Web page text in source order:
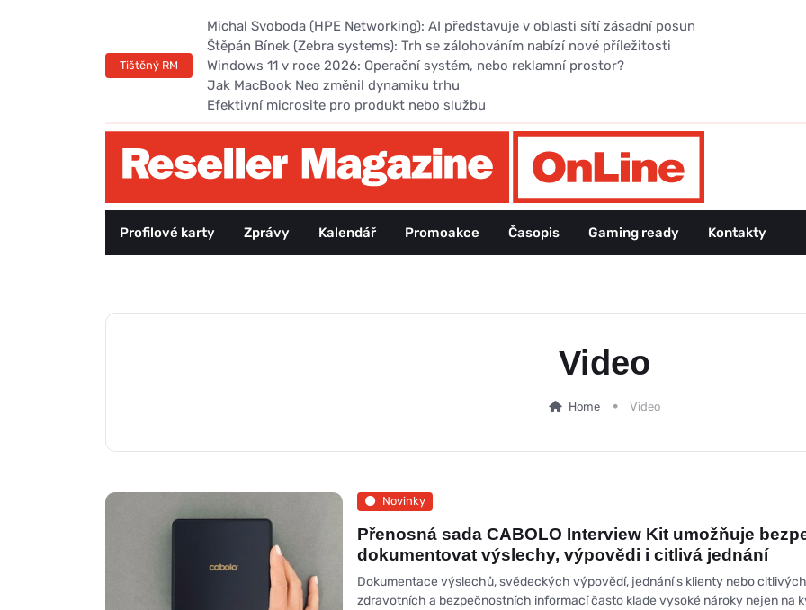
Tištěný RM
Michal Svoboda (HPE Networking): AI představuje v oblasti sítí zásadní posun
Štěpán Bínek (Zebra systems): Trh se zálohováním nabízí nové příležitosti
Windows 11 v roce 2026: Operační systém, nebo reklamní prostor?
Jak MacBook Neo změnil dynamiku trhu
Efektivní microsite pro produkt nebo službu
Profilové karty Zprávy Kalendář Promoakce Časopis Gaming ready Kontakty
Video
Home Video
Novinky
Přenosná sada CABOLO Interview Kit umožňuje
dokumentovat výslechy, výpovědi i citlivá jednání
Dokumentace výslechů, svědeckých výpovědí, jednání s klienty nebo citlivých
zdravotních a bezpečnostních informací často klade vysoké nároky nejen na